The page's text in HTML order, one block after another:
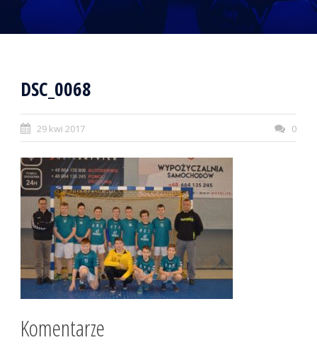
DSC_0068
29 kwi 2017 0
Komentarze